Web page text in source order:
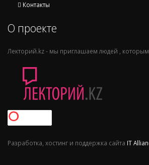
Контакты
О проекте
Лекторий.kz - мы приглашаем людей , которым
Разработка, хостинг и поддержка сайта IT